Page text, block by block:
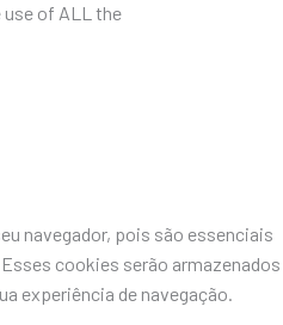
use of ALL the
navegador, pois são essenciais
cookies serão armazenados
experiência de navegação.